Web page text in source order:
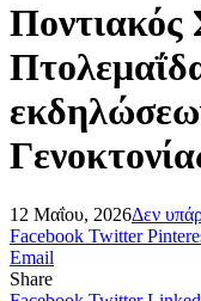
Ποντιακός
12 Μαΐου, 2026Δεν
Facebook Twitter
Email
Share